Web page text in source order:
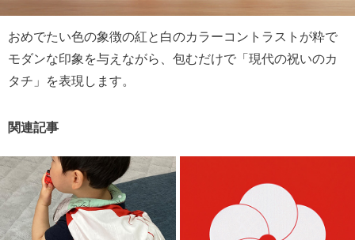
おめでたい色の象徴の紅と白のカラーコントラストが粋で
モダンな印象を与えながら、包むだけで「現代の祝いのカ
タチ」を表現します。
関連記事